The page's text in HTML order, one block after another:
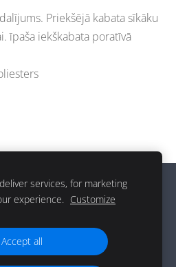
Priekšējā kabata sīkāku
īpaša iekškabata poratīvā
Sīkdatnes
g
services, for marketing
experience. Customize
Accept all